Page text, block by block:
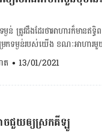
មភាព​មួយ​ជួយ​រក្សា​ទម្ងន់​បាន​ដូច​គ្ន
នុង​ការ​កើត​ជំងឺ​បេះដូង ទឹក​នោម​
ាល​សប្បាយ​ចិត្ត។ លោក​វេជ្ជបណ្ឌិ
ប់គ្រាន់ ខ្វះ​អាហារូបត្ថម្ភ និង​អ
ជំងឺ​គ្រាប់​ឈាម។
ងន់ ​​ត្រូវ​ដឹង​ដែរ​ថា​អាហារ​ក៏​មាន​ឥ
ម្ងន់​របស់​យើង ខណៈ​អាហារ​មួយ​
វិញ​គឺ​ខុស​គ្នា។ ដំឡូង​កែ​ច្នៃ​ទាំង
ឬ​បំពង អាច​មាន​ផ្ទុក​សារធាតុ​ប
យើង​គួរ​ញ៉ាំ​ដំឡូង​បារាំង​ស្ងោរ​វិញ​
ត • 13/01/2021
ាចជួយ​ឲ្យ​ស្រកគីឡូ​